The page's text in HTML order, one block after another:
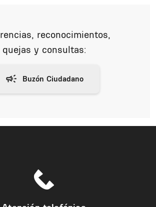
reconocimientos,
quejas y consultas: